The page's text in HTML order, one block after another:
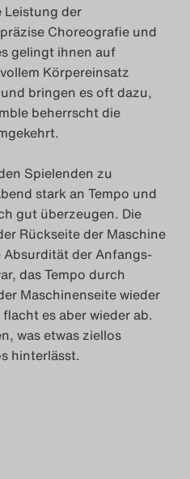
Leistung der
Choreografie und
gelingt ihnen auf
Körpereinsatz
bringen es oft dazu,
beherrscht die
Spielenden zu
stark an Tempo und
gut überzeugen. Die
Rückseite der Maschine
der Anfangs-
das Tempo durch
Maschinenseite wieder
es aber wieder ab.
was etwas ziellos
hinterlässt.